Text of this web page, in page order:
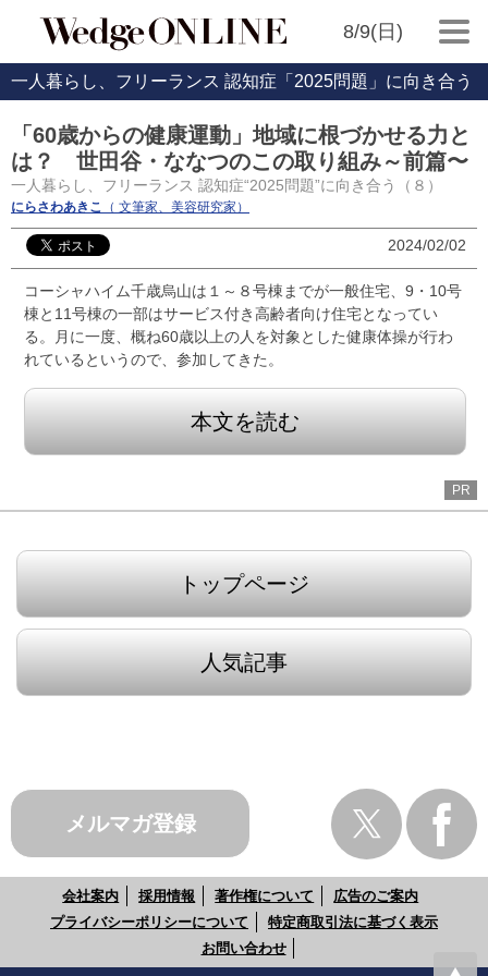
8/9(日)
一人暮らし、フリーランス 認知症「2025問題」に向き合う
「60歳からの健康運動」地域に根づかせる力と
は？ 世田谷・ななつのこの取り組み～前篇〜
一人暮らし、フリーランス 認知症“2025問題”に向き合う（８）
にらさわあきこ （ 文筆家、美容研究家）
2024/02/02
コーシャハイム千歳烏山は１～８号棟までが一般住宅、9・10号
棟と11号棟の一部はサービス付き高齢者向け住宅となってい
る。月に一度、概ね60歳以上の人を対象とした健康体操が行わ
れているというので、参加してきた。
本文を読む
PR
トップページ
人気記事
メルマガ登録
会社案内 採用情報 著作権について
広告のご案内
プライバシーポリシーについて
特定商取引法に基づく表示
お問い合わせ